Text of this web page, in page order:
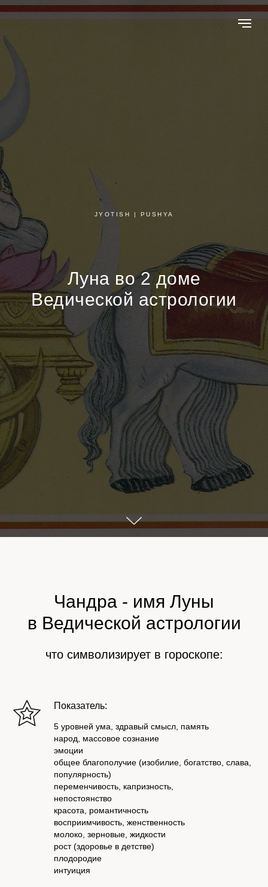
JYOTISH | PUSHYA
Луна во 2 доме
Ведической астрологии
Чандра - имя Луны
в Ведической астрологии
что символизирует в гороскопе:
Показатель:
5 уровней ума, здравый смысл, память
народ, массовое сознание
эмоции
общее благополучие (изобилие, богатство, слава,
популярность)
переменчивость, капризность,
непостоянство
красота, романтичность
восприимчивость, женственность
молоко, зерновые, жидкости
рост (здоровье в детстве)
плодородие
интуиция